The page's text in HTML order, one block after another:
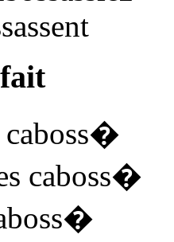
assent
�
caboss�
�